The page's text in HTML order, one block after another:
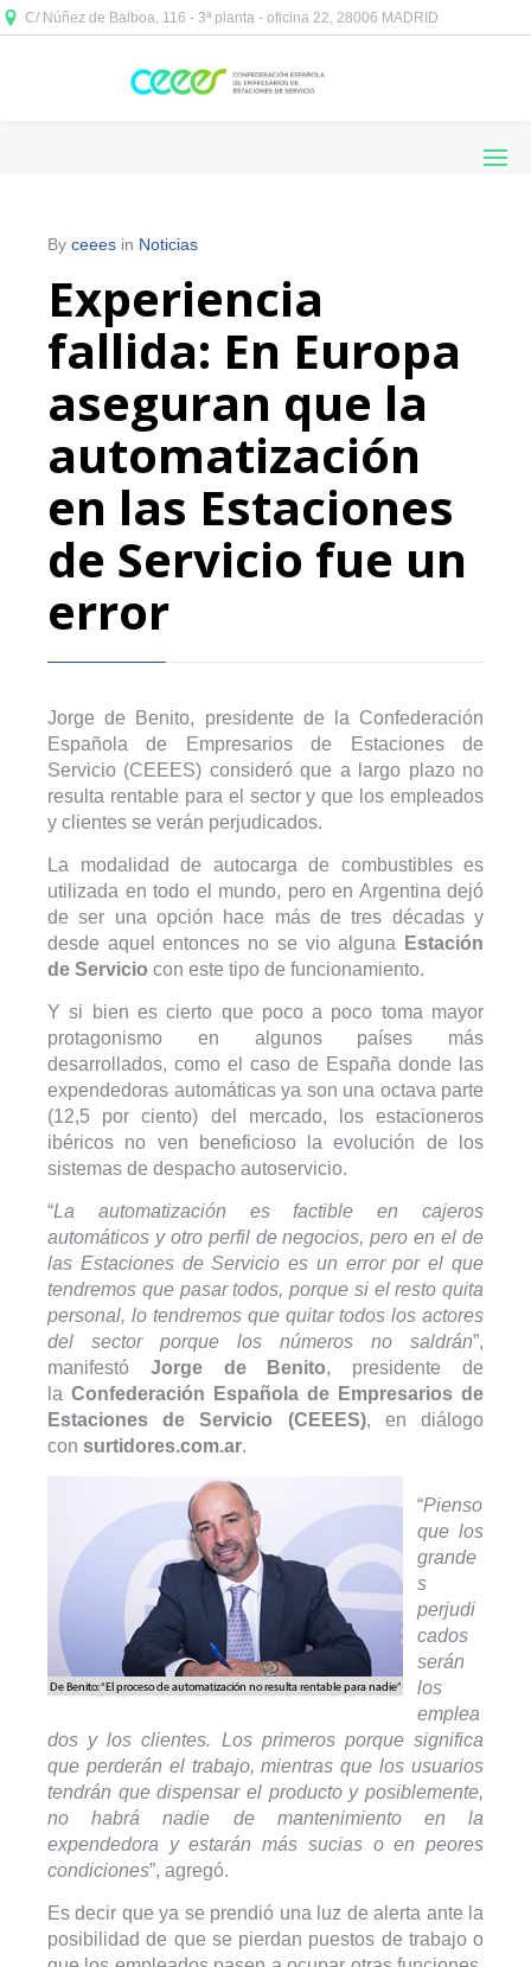
C/ Núñez de Balboa, 116 - 3ª planta - oficina 22, 28006 MADRID
By ceees in Noticias
Experiencia
fallida: En Europa
aseguran que la
automatización
en las Estaciones
de Servicio fue un
error
Jorge de Benito, presidente de la Confederación
Española de Empresarios de Estaciones de
Servicio (CEEES) consideró que a largo plazo no
resulta rentable para el sector y que los empleados
y clientes se verán perjudicados.
La modalidad de autocarga de combustibles es
utilizada en todo el mundo, pero en Argentina dejó
de ser una opción hace más de tres décadas y
desde aquel entonces no se vio alguna
Estación
de Servicio con este tipo de funcionamiento.
Y si bien es cierto que poco a poco toma mayor
protagonismo en algunos países más
desarrollados, como el caso de España donde las
expendedoras automáticas ya son una octava parte
(12,5 por ciento) del mercado, los estacioneros
ibéricos no ven beneficioso la evolución de los
sistemas de despacho autoservicio.
“La automatización es factible en cajeros
automáticos y otro perfil de negocios, pero en el de
las Estaciones de Servicio es un error por el que
tendremos que pasar todos, porque si el resto quita
personal, lo tendremos que quitar todos los actores
del sector porque los números no saldrán”,
manifestó Jorge de Benito, presidente de
la Confederación Española de Empresarios de
Estaciones de Servicio (CEEES), en diálogo
con surtidores.com.ar.
“Pienso
que los
grande
s
perjudi
cados
serán
los
emplea
dos y los clientes. Los primeros porque significa
que perderán el trabajo, mientras que los usuarios
tendrán que dispensar el producto y posiblemente,
no habrá nadie de mantenimiento en la
expendedora y estarán más sucias o en peores
condiciones”, agregó.
Es decir que ya se prendió una luz de alerta ante la
posibilidad de que se pierdan puestos de trabajo o